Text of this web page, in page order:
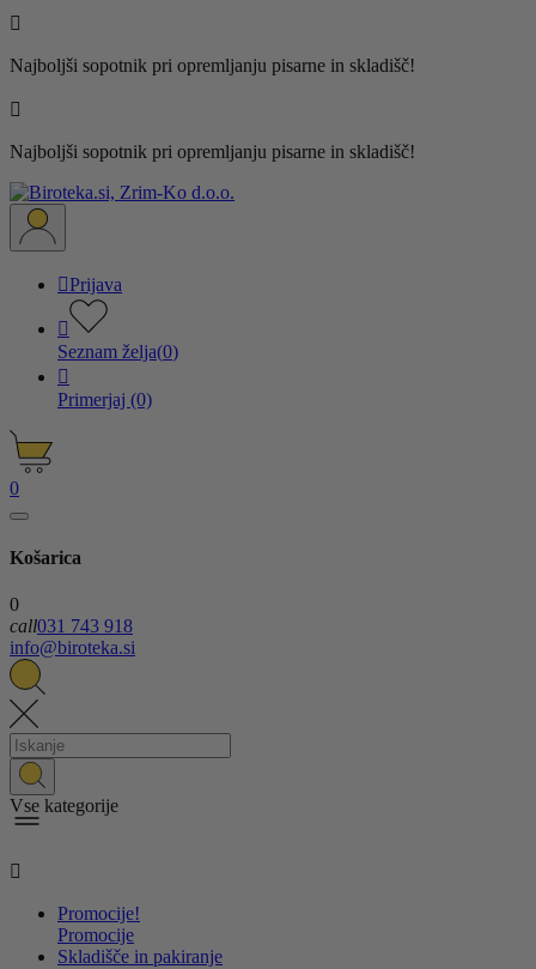

Najboljši sopotnik pri opremljanju pisarne in skladišč!

Najboljši sopotnik pri opremljanju pisarne in skladišč!
Prijava

Seznam želja(0)

Primerjaj (0)
0
Košarica
0
call031 743 918
info@biroteka.si
Vse kategorije

Promocije!
Promocije
Skladišče in pakiranje